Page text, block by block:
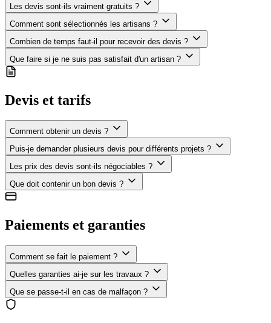
Les devis sont-ils vraiment gratuits ?
Comment sont sélectionnés les artisans ?
Combien de temps faut-il pour recevoir des devis ?
Que faire si je ne suis pas satisfait d'un artisan ?
Devis et tarifs
Comment obtenir un devis ?
Puis-je demander plusieurs devis pour différents projets ?
Les prix des devis sont-ils négociables ?
Que doit contenir un bon devis ?
Paiements et garanties
Comment se fait le paiement ?
Quelles garanties ai-je sur les travaux ?
Que se passe-t-il en cas de malfaçon ?